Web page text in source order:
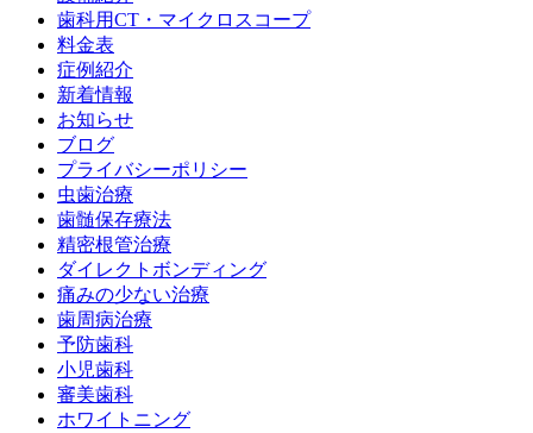
歯科用CT・マイクロスコープ
料金表
症例紹介
新着情報
お知らせ
ブログ
プライバシーポリシー
虫歯治療
歯髄保存療法
精密根管治療
ダイレクトボンディング
痛みの少ない治療
歯周病治療
予防歯科
小児歯科
審美歯科
ホワイトニング